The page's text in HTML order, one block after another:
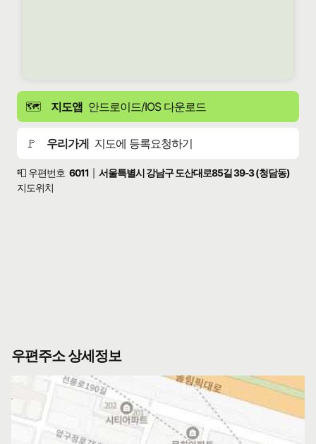
🗺️ 지도앱 안드로이드/IOS 다운로드
🚩 우리가게 지도에 등록요청하기
📮 우편번호 6011
서울특별시 강남구 도산대로85길 39-3 (청담동)
지도위치
우편주소 상세정보